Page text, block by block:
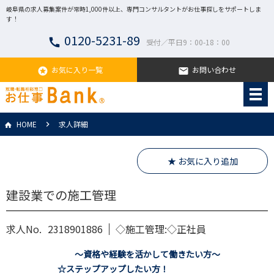
岐阜県の求人募集案件が常時1,000件以上、専門コンサルタントがお仕事探しをサポートしま
す！
call 0120-5231-89 受付／平日9：00-18：00
stars お気に入り一覧 email お問い合わせ
HOME 求人詳細
★ お気に入り追加
建設業での施工管理
求人No. 2318901886 ◇施工管理:◇正社員
～資格や経験を活かして働きたい方～
☆ステップアップしたい方！